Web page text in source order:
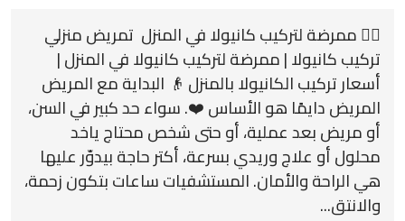
👩‍⚕️ ممرضة لتركيب كانيولا في المنزل تمريض منزلي
تركيب كانيولا | ممرضة لتركيب كانيولا في المنزل |
أسعار تركيب الكانيولا بالمنزل 👴 البداية مع المريض
المريض دايمًا هو الأساس ❤️. سواء حد كبير في السن،
أو مريض بعد عملية، أو حتى شخص محتاج ياخد
محلول أو علاج وريدي بسرعة، أكتر حاجة بيدوّر عليها
هي الراحة والأمان. المستشفيات ساعات بتكون زحمة،
والانتق...